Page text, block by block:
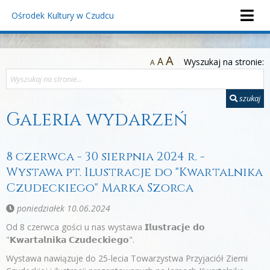
Ośrodek Kultury w Czudcu
A AA Wyszukaj na stronie:
szukaj
Galeria wydarzeń
8 czerwca - 30 sierpnia 2024 r. -
Wystawa pt. Ilustracje do "Kwartalnika
Czudeckiego" Marka Szorca
poniedziałek 10.06.2024
Od 8 czerwca gości u nas wystawa 𝗜𝗹𝘂𝘀𝘁𝗿𝗮𝗰𝗷𝗲 𝗱𝗼
"𝗞𝘄𝗮𝗿𝘁𝗮𝗹𝗻𝗶𝗸𝗮 𝗖𝘇𝘂𝗱𝗲𝗰𝗸𝗶𝗲𝗴𝗼".
Wystawa nawiązuje do 25-lecia Towarzystwa Przyjaciół Ziemi